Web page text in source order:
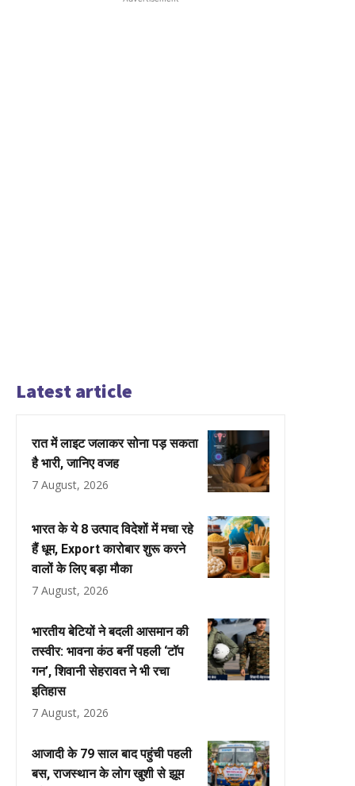
Latest article
रात में लाइट जलाकर सोना पड़ सकता
है भारी, जानिए वजह
7 August, 2026
भारत के ये 8 उत्पाद विदेशों में मचा रहे
हैं धूम, Export कारोबार शुरू करने
वालों के लिए बड़ा मौका
7 August, 2026
भारतीय बेटियों ने बदली आसमान की
तस्वीर: भावना कंठ बनीं पहली ‘टॉप
गन’, शिवानी सेहरावत ने भी रचा
इतिहास
7 August, 2026
आजादी के 79 साल बाद पहुंची पहली
बस, राजस्थान के लोग खुशी से झूम